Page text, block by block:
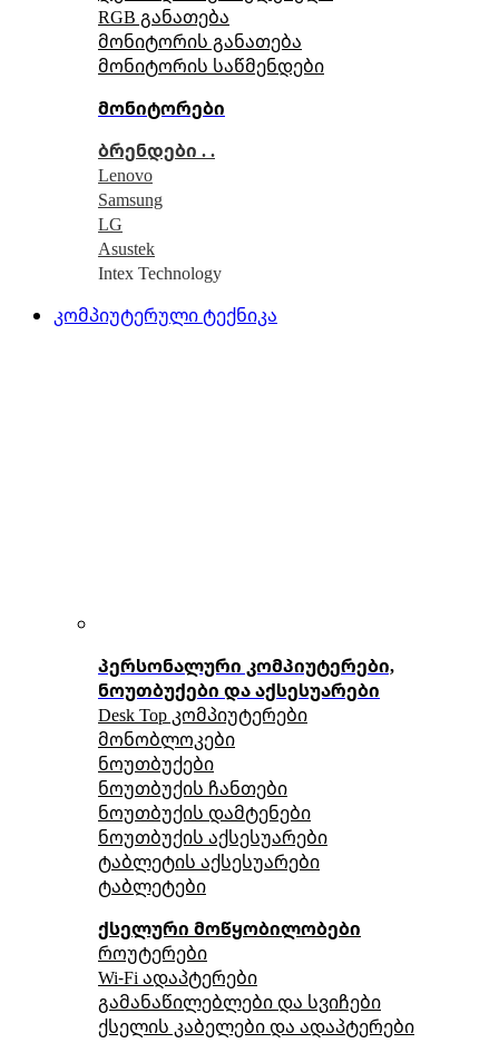
RGB განათება
მონიტორის განათება
მონიტორის საწმენდები
მონიტორები
ბრენდები . .
Lenovo
Samsung
LG
Asustek
Intex Technology
კომპიუტერული ტექნიკა
პერსონალური კომპიუტერები,
ნოუთბუქები და აქსესუარები
Desk Top კომპიუტერები
მონობლოკები
ნოუთბუქები
ნოუთბუქის ჩანთები
ნოუთბუქის დამტენები
ნოუთბუქის აქსესუარები
ტაბლეტის აქსესუარები
ტაბლეტები
ქსელური მოწყობილობები
როუტერები
Wi-Fi ადაპტერები
გამანაწილებლები და სვიჩები
ქსელის კაბელები და ადაპტერები